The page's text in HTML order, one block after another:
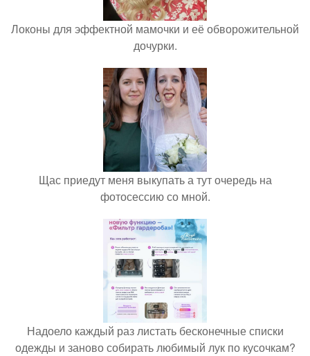
Локоны для эффектной мамочки и её обворожительной
дочурки.
Щас приедут меня выкупать а тут очередь на
фотосессию со мной.
Надоело каждый раз листать бесконечные списки
одежды и заново собирать любимый лук по кусочкам?